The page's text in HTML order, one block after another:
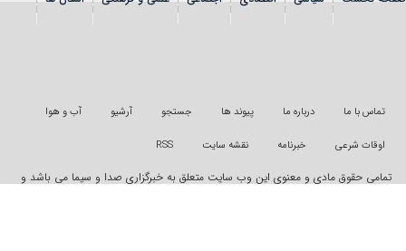
تماس با ما درباره ما پیوند ها جستجو آرشیو آب و هوا
اوقات شرعی خبرنامه نقشه سایت
حقوق مادی و معنوی این وب سایت متعلق به خبرگزاری صدا و سیما می باشد و